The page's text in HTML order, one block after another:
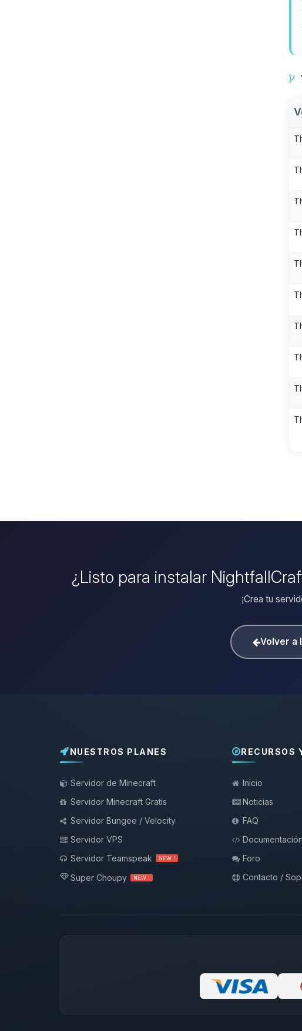
¿Listo para instalar
¡Crea tu
Volver a
NUESTROS PLANES
Servidor de Minecraft
Servidor Minecraft Gratis
Servidor Bungee / Velocity
Servidor VPS
Servidor Teamspeak
NEW !
Super Choupy NEW !
RECURSOS
Inicio
Noticias
FAQ
Foro
Contacto /